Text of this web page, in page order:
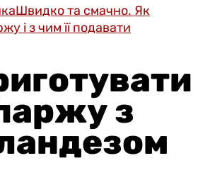
Швидко та смачно. Як
і з чим її подавати
з